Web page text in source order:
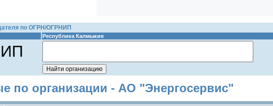
по ОГРН/ОГРНИП
Республика Калмыкия
по организации - АО "Энергосервис"